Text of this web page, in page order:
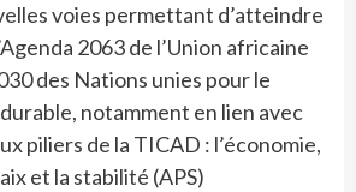
voies permettant d’atteindre
2063 de l’Union africaine
des Nations unies pour le
notamment en lien avec
piliers de la TICAD : l’économie,
et la stabilité (APS)